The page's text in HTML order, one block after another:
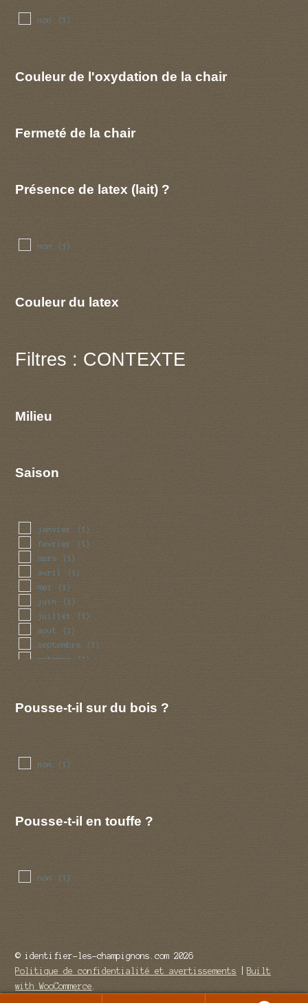
non (1)
Couleur de l'oxydation de la chair
Fermeté de la chair
Présence de latex (lait) ?
non (1)
Couleur du latex
Filtres : CONTEXTE
Milieu
Saison
janvier (1)
fevrier (1)
mars (1)
avril (1)
mai (1)
juin (1)
juillet (1)
aout (1)
septembre (1)
octobre (1)
Pousse-t-il sur du bois ?
non (1)
Pousse-t-il en touffe ?
non (1)
© identifier-les-champignons.com 2026
Politique de confidentialité et avertissements
Built
with WooCommerce